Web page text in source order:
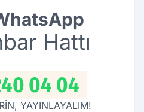
Hattı
04 04
YAYINLAYALIM!